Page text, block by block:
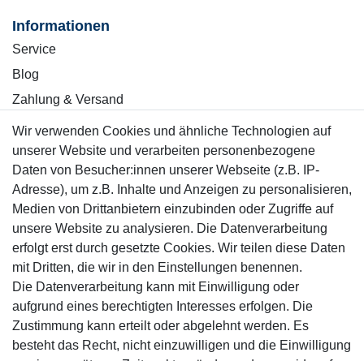
Informationen
Service
Blog
Zahlung & Versand
Sicher einkaufen
Mitglied
Motor-Fit
Wir verwenden Cookies und ähnliche Technologien auf
unserer Website und verarbeiten personenbezogene
Daten von Besucher:innen unserer Webseite (z.B. IP-
Adresse), um z.B. Inhalte und Anzeigen zu personalisieren,
Medien von Drittanbietern einzubinden oder Zugriffe auf
unsere Website zu analysieren. Die Datenverarbeitung
erfolgt erst durch gesetzte Cookies. Wir teilen diese Daten
mit Dritten, die wir in den Einstellungen benennen.
Die Datenverarbeitung kann mit Einwilligung oder
aufgrund eines berechtigten Interesses erfolgen. Die
Zustimmung kann erteilt oder abgelehnt werden. Es
besteht das Recht, nicht einzuwilligen und die Einwilligung